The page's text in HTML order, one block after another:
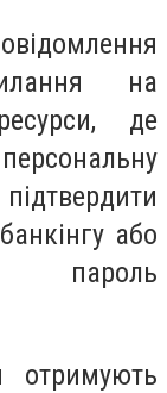
на
де
або
пароль
отримують